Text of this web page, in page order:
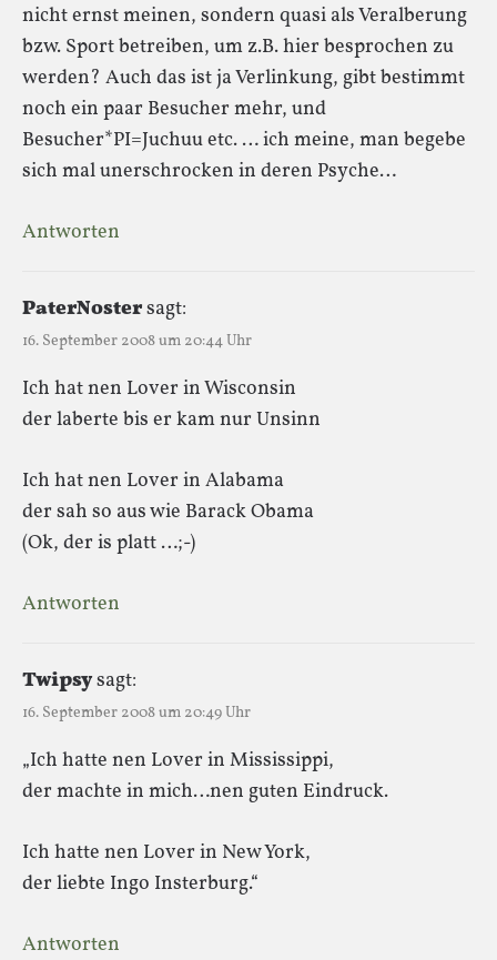
nicht ernst meinen, sondern quasi als Veralberung
bzw. Sport betreiben, um z.B. hier besprochen zu
werden? Auch das ist ja Verlinkung, gibt bestimmt
noch ein paar Besucher mehr, und
Besucher*PI=Juchuu etc. … ich meine, man begebe
sich mal unerschrocken in deren Psyche…
Antworten
PaterNostersagt:
16. September 2008 um 20:44 Uhr
Ich hat nen Lover in Wisconsin
der laberte bis er kam nur Unsinn
Ich hat nen Lover in Alabama
der sah so aus wie Barack Obama
(Ok, der is platt …;-)
Antworten
Twipsysagt:
16. September 2008 um 20:49 Uhr
„Ich hatte nen Lover in Mississippi,
der machte in mich…nen guten Eindruck.
Ich hatte nen Lover in New York,
der liebte Ingo Insterburg.“
Antworten